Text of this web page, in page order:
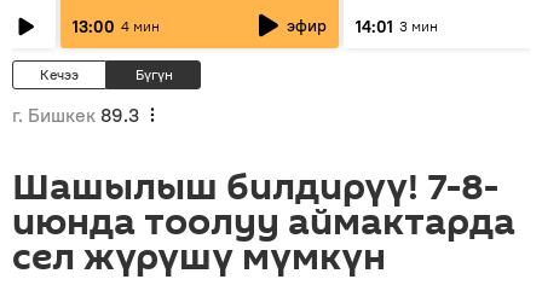
13:00 4 мин эфир
14:01 3 мин
Кечээ Бүгүн
г. Бишкек 89.3
Шашылыш билдирүү! 7-8-
июнда тоолуу аймактарда
сел жүрүшү мүмкүн